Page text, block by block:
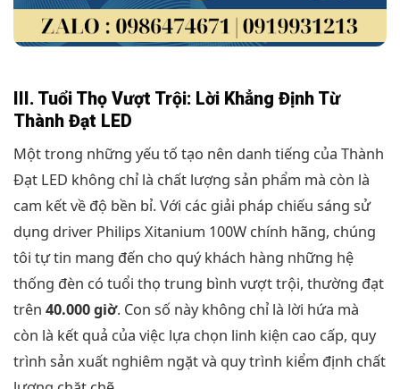
III. Tuổi Thọ Vượt Trội: Lời Khẳng Định Từ
Thành Đạt LED
Một trong những yếu tố tạo nên danh tiếng của Thành
Đạt LED không chỉ là chất lượng sản phẩm mà còn là
cam kết về độ bền bỉ. Với các giải pháp chiếu sáng sử
dụng driver Philips Xitanium 100W chính hãng, chúng
tôi tự tin mang đến cho quý khách hàng những hệ
thống đèn có tuổi thọ trung bình vượt trội, thường đạt
trên 40.000 giờ. Con số này không chỉ là lời hứa mà
còn là kết quả của việc lựa chọn linh kiện cao cấp, quy
trình sản xuất nghiêm ngặt và quy trình kiểm định chất